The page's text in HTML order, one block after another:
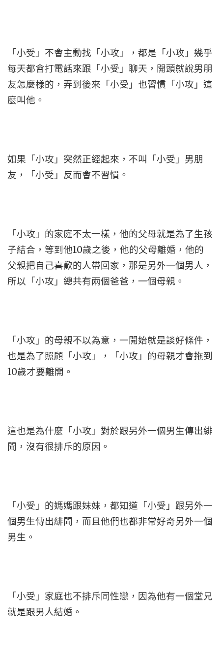
「小受」不會主動找「小攻」，都是「小攻」幾乎
每天都會打電話來跟「小受」聊天，開頭就說男朋
友怎麼樣的，弄到後來「小受」也習慣「小攻」這
麼叫他。
如果「小攻」突然正經起來，不叫「小受」男朋
友，「小受」反而會不習慣。
「小攻」的家庭不太一樣，他的父母就是為了生孩
子結合，等到他10歲之後，他的父母離婚，他的
父親把自己喜歡的人帶回家，那是另外一個男人，
所以「小攻」總共有兩個爸爸，一個母親。
「小攻」的母親不以為意，一開始就是談好條件，
也是為了照顧「小攻」，「小攻」的母親才會拖到
10歲才要離開。
這也是為什麼「小攻」對於跟另外一個男生傳出緋
聞，沒有很排斥的原因。
「小受」的媽媽跟妹妹，都知道「小受」跟另外一
個男生傳出緋聞，而且他們也都非常好奇另外一個
男生。
「小受」家庭也不排斥同性戀，因為他有一個堂兄
就是跟男人結婚。